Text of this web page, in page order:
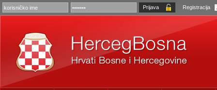
Registracija